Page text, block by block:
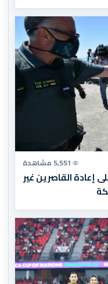
5,551 مشاهدة
إعادة القاصرين غير